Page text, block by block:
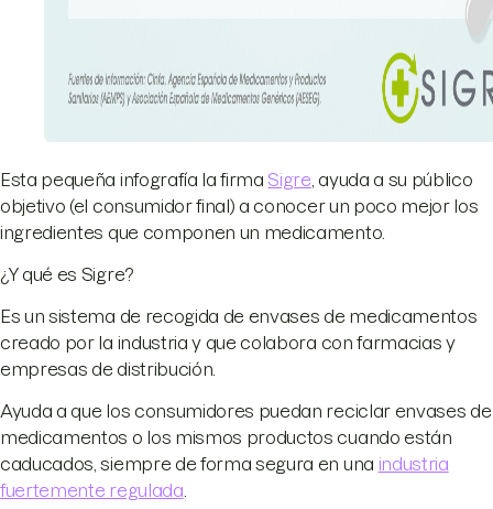
Esta pequeña infografía la firma Sigre , ayuda a su público
objetivo (el consumidor final) a conocer un poco mejor los
ingredientes que componen un medicamento.
¿Y qué es Sigre?
Es un sistema de recogida de envases de medicamentos
creado por la industria y que colabora con farmacias y
empresas de distribución.
Ayuda a que los consumidores puedan reciclar envases de
medicamentos o los mismos productos cuando están
caducados, siempre de forma segura en una industria
fuertemente regulada